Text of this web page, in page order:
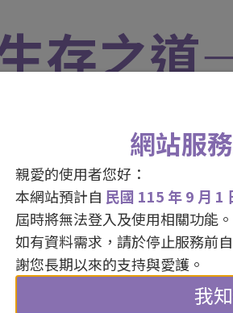
網站服
親愛的使用者您好：
本網站預計自 民國 115 年 9 月 1
屆時將無法登入及使用相關功能。
如有資料需求，請於停止服務前
謝您長期以來的支持與愛護。
我
存之
活動日期 / 111
活動地點 / 五里
團隊名稱 / 路邊
活動人數 / 30 人